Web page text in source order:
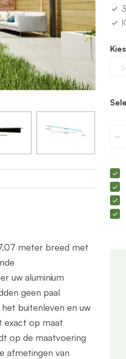
meter breed met
uw aluminium
geen paal
buitenleven en uw
exact op maat
op de maatvoering
afmetingen van